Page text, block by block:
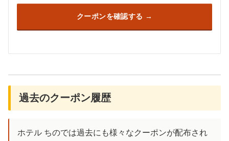
クーポンを確認する
過去のクーポン履歴
ホテル ちのでは過去にも様々なクーポンが配布され